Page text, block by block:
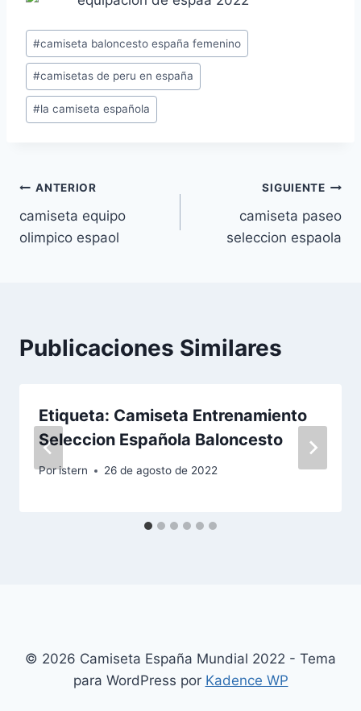
Etiquetas
de
la
entrada:
#camiseta baloncesto españa femenino
#camisetas de peru en españa
#la camiseta española
Navegación
de
ANTERIOR
camiseta equipo
olimpico espaol
SIGUIENTE
camiseta paseo
seleccion espaola
Publicaciones Similares
Etiqueta: Camiseta Entrenamiento
Seleccion Española Baloncesto
Poristern 26 de agosto de 2022
© 2026 Camiseta España Mundial 2022 - Tema
para WordPress por Kadence WP